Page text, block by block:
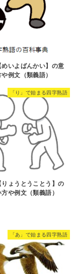
いよばんかい】の意
例文（類義語）
「り」で始まる四字熟語
ょうとうことう】の
や例文（類義語）
「あ」で始まる四字熟語